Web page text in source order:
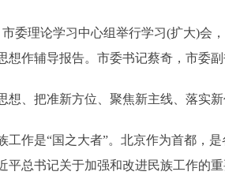
理论学习中心组举行学习(扩大)会，
想作辅导报告。市委书记蔡奇，市委副
把准新方位、聚焦新主线、落实新
作是“国之大者”。北京作为首都，是
平总书记关于加强和改进民族工作的